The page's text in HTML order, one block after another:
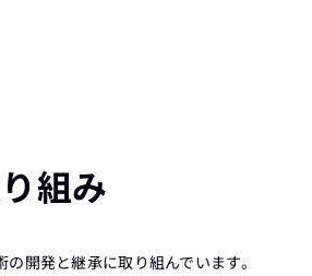
組み
開発と継承に取り組んでいます。